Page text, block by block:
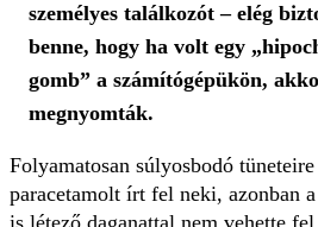
személyes találkozót – elég
benne, hogy ha volt egy
gomb” a számítógépükön,
megnyomták.
Folyamatosan súlyosbodó
paracetamolt írt fel neki, azonban